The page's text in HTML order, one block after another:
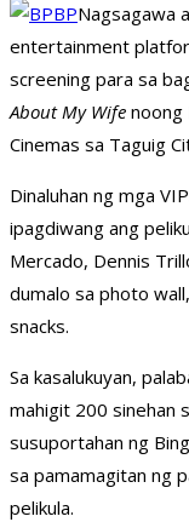
Nagsagawa
entertainment
screening para sa
About My Wife noong
Cinemas sa Taguig
Dinaluhan ng mga
ipagdiwang ang
Mercado, Dennis
dumalo sa photo
snacks.
Sa kasalukuyan,
mahigit 200 sinehan
susuportahan ng
sa pamamagitan ng
pelikula.